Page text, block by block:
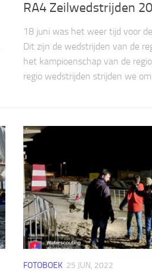
RA4 Zeilwedstrijden
18 juni was het weer tijd voor
Dit zijn de wedstrijden van de
het kampioenschap van de
regio wedstrijden strijden we
FOTOBOEK 25 JUN, 2022